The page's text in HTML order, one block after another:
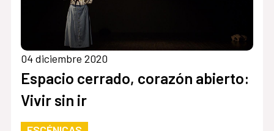
04 diciembre 2020
Espacio cerrado, corazón abierto:
Vivir sin ir